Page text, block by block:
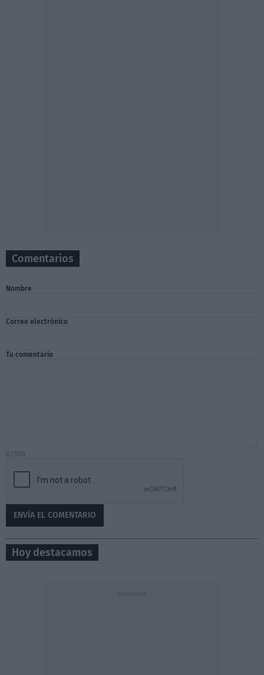
Comentarios
Nombre
Correo electrónico
Tu comentario
0/500
Hoy destacamos